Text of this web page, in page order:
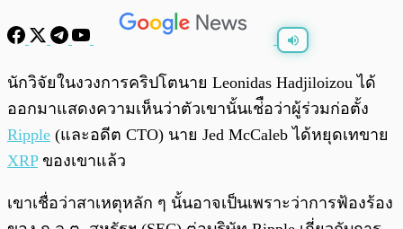
พร้อมเล่น 0:00
นักวิจัยในงวงการคริปโตนาย Leonidas Hadjiloizou ได้
ออกมาแสดงความเห็นว่าตัวเขานั้นเช่ือว่าผู้ร่วมก่อตั้ง
Ripple (และอดีต CTO) นาย Jed McCaleb ได้หยุดเทขาย
XRPของเขาแล้ว
เขาเชื่อว่าสาเหตุหลัก ๆ นั้นอาจเป็นเพราะว่าการฟ้องร้อง